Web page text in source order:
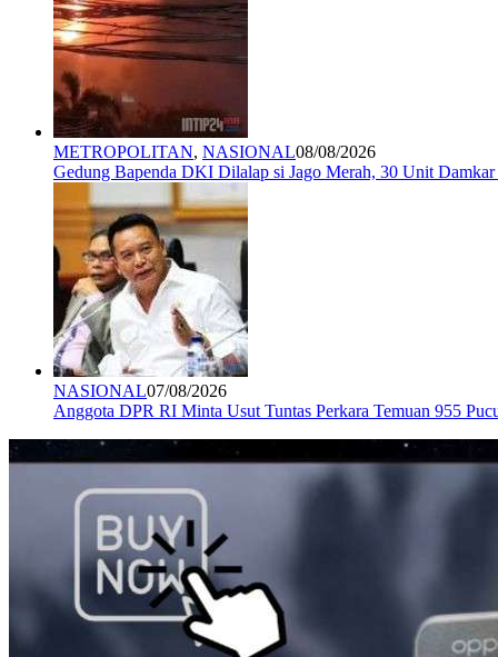
METROPOLITAN, NASIONAL08/08/2026
Gedung Bapenda DKI Dilalap si Jago Merah, 30 Unit
NASIONAL07/08/2026
Anggota DPR RI Minta Usut Tuntas Perkara Temuan 955